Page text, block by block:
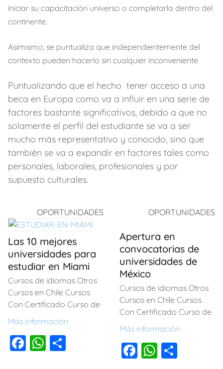
iniciar su capacitación universo o completarla dentro del
continente.
Asimismo; se puntualiza que independientemente del
contexto pueden hacerlo sin cualquier inconveniente
Puntualizando que el hecho tener acceso a una
beca en Europa como va a influir en una serie de
factores bastante significativos, debido a que no
solamente el perfil del estudiante se va a ser
mucho más representativo y conocido, sino que
también se va a expandir en factores tales como
personales, laborales, profesionales y por
supuesto culturales.
OPORTUNIDADES
Las 10 mejores
universidades para
estudiar en Miami
Cursos de idiomas Otros
Cursos en Chile Cursos
Con Certificado Curso de
Más información
F
W
OPORTUNIDADES
Apertura en
convocatorias de
universidades de
México
Cursos de idiomas Otros
Cursos en Chile Cursos
Con Certificado Curso de
Más información
F
W